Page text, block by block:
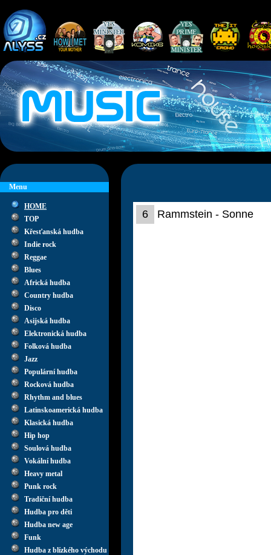
Menu
HOME
TOP
Křesťanská hudba
Indie rock
Reggae
Blues
Africká hudba
Country hudba
Disco
Asijská hudba
Elektronická hudba
Folková hudba
Jazz
Populární hudba
Rocková hudba
Rhythm and blues
Latinskoamerická hudba
Klasická hudba
Hip hop
Soulová hudba
Vokální hudba
Heavy metal
Punk rock
Tradiční hudba
Hudba pro děti
Hudba new age
Funk
Hudba z blízkého východu
6 Rammstein - Sonne